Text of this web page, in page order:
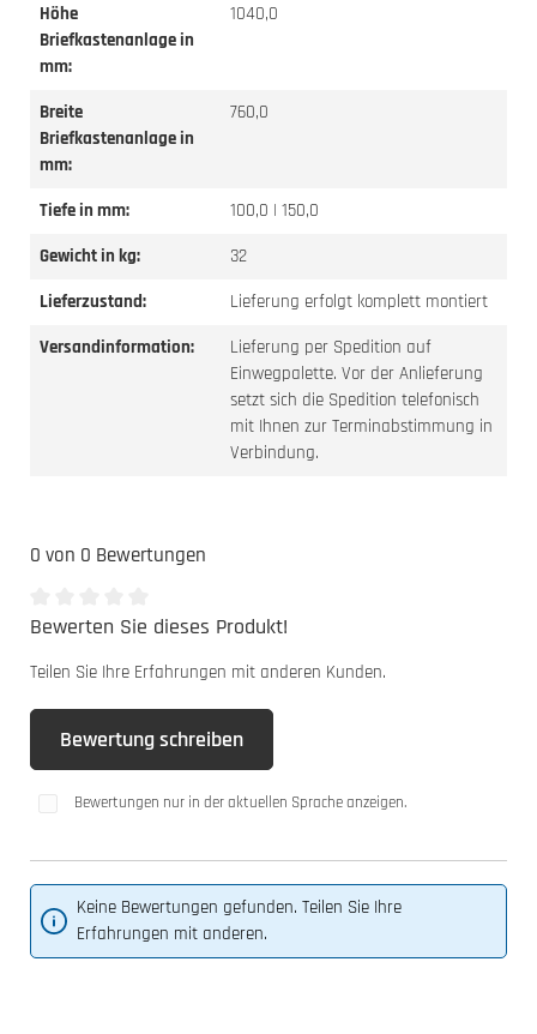
Höhe
Briefkastenanlage in
mm:
1040,0
Breite
Briefkastenanlage in
mm:
760,0
Tiefe in mm:
100,0 | 150,0
Gewicht in kg:
32
Lieferzustand:
Lieferung erfolgt komplett montiert
Versandinformation:
Lieferung per Spedition auf
Einwegpalette. Vor der Anlieferung
setzt sich die Spedition telefonisch
mit Ihnen zur Terminabstimmung in
Verbindung.
0 von 0 Bewertungen
Durchschnittliche Bewertung von 0 von 5 Sternen
Bewerten Sie dieses Produkt!
Teilen Sie Ihre Erfahrungen mit anderen Kunden.
Bewertung schreiben
Bewertungen nur in der aktuellen Sprache anzeigen.
Keine Bewertungen gefunden. Teilen Sie Ihre
Erfahrungen mit anderen.